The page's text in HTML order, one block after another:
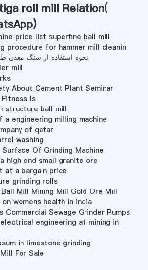
roll mill Relation(
)
price list superfine ball mill
procedure for hammer mill cleanin
نحوه استفاده از سنگ معدن
mill
About Cement Plant Seminar
Fitness Is
structure ball mill
engineering milling machine
of qatar
washing
Of Grinding Machine
high end small granite ore
at a bargain price
grinding rolls
Mill Mining Mill Gold Ore Mill
womens health in india
Commercial Sewage Grinder Pumps
engineering at mining in
in limestone grinding
For Sale